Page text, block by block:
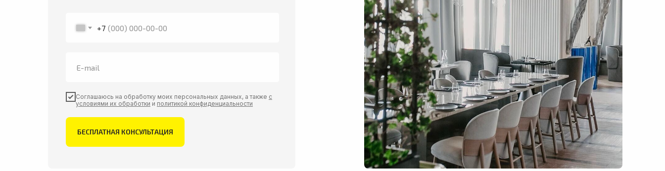
+7
Соглашаюсь на обработку моих персональных данных, а также с
условиями их обработки и политикой конфиденциальности
БЕСПЛАТНАЯ КОНСУЛЬТАЦИЯ